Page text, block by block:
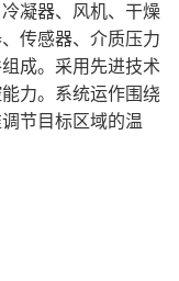
凝器、风机、干燥
传感器、介质压力
成。采用先进技术
力。系统运作围绕
节目标区域的温